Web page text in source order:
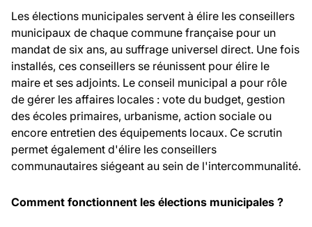
Les élections municipales servent à élire les conseillers
municipaux de chaque commune française pour un
mandat de six ans, au suffrage universel direct. Une fois
installés, ces conseillers se réunissent pour élire le
maire et ses adjoints. Le conseil municipal a pour rôle
de gérer les affaires locales : vote du budget, gestion
des écoles primaires, urbanisme, action sociale ou
encore entretien des équipements locaux. Ce scrutin
permet également d'élire les conseillers
communautaires siégeant au sein de l'intercommunalité.
Comment fonctionnent les élections municipales ?